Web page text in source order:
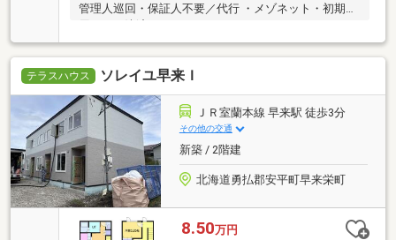
管理人巡回・保証人不要／代行 ・メゾネット・初期費
テラスハウス ソレイユ早来Ｉ
ＪＲ室蘭本線 早来駅 徒歩3分
その他の交通
新築 / 2階建
北海道勇払郡安平町早来栄町
8.50万円